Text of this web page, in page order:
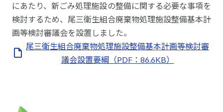
〒470-0151
愛知県愛知郡東郷町大字諸輪字百々51-23
TEL 0561-38-2226
FAX 0561-38-6222
MAILsoumu@bisan-eisei.or.jp
にあたり、新ごみ処理施設の整備に関する必要な事項を
検討するため、尾三衛生組合廃棄物処理施設整備基本計
画等検討審議会を設置しました。
尾三衛生組合廃棄物処理施設整備基本計画等検討審
議会設置要綱（PDF：86.6KB）